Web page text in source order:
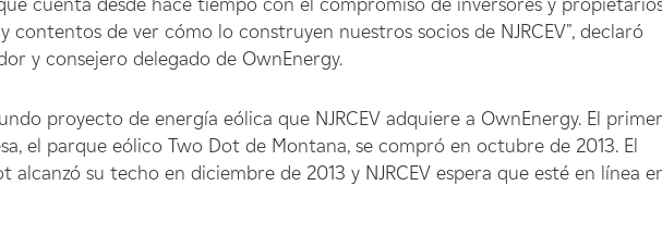
contentos de ver cómo lo construyen nuestros socios de NJRCEV", declaró
y consejero delegado de OwnEnergy.
proyecto de energía eólica que NJRCEV adquiere a OwnEnergy. El primer
el parque eólico Two Dot de Montana, se compró en octubre de 2013. El
alcanzó su techo en diciembre de 2013 y NJRCEV espera que esté en línea